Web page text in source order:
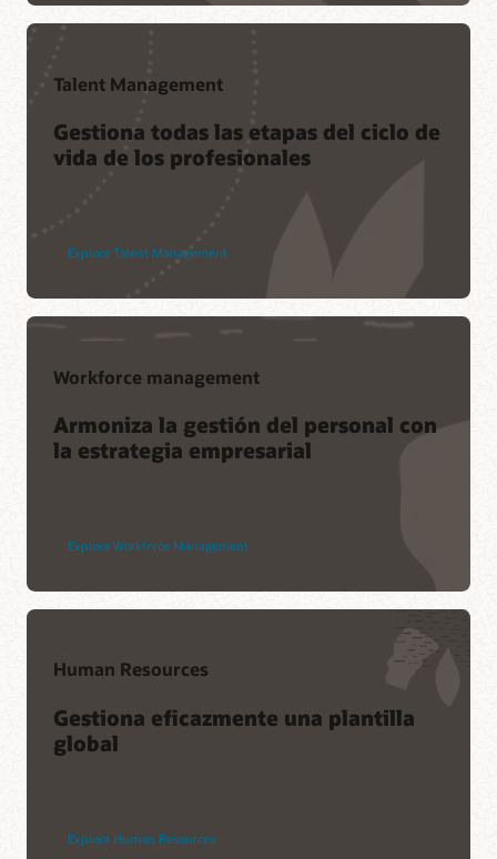
Talent Management
Gestiona todas las etapas del ciclo de
vida de los profesionales
Explora Talent Management
Workforce management
Armoniza la gestión del personal con
la estrategia empresarial
Explora Workforce Management
Human Resources
Gestiona eficazmente una plantilla
global
Explora Human Resources